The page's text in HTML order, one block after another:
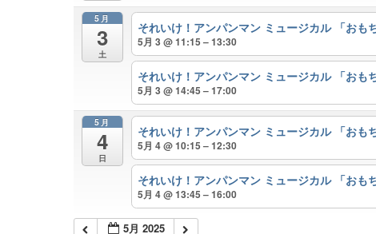
5月
3
土
それいけ！アンパンマン ミュージカル 「おも
5月 3 @ 11:15 – 13:30
それいけ！アンパンマン ミュージカル 「おも
5月 3 @ 14:45 – 17:00
5月
4
日
それいけ！アンパンマン ミュージカル 「おも
5月 4 @ 10:15 – 12:30
それいけ！アンパンマン ミュージカル 「おも
5月 4 @ 13:45 – 16:00
5月 2025